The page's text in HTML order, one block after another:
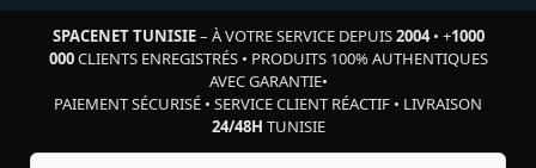
SPACENET TUNISIE– À VOTRE SERVICE DEPUIS2004• +1000
000CLIENTS ENREGISTRÉS• PRODUITS 100% AUTHENTIQUES
AVEC GARANTIE•
PAIEMENT SÉCURISÉ • SERVICE CLIENT RÉACTIF • LIVRAISON
24/48H TUNISIE